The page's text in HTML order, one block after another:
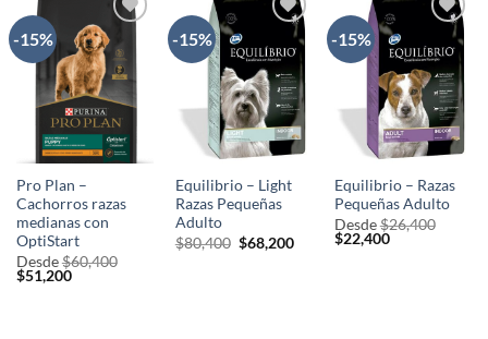
-15%
AÑADIR
A LA
LISTA
DE
DESEOS
Pro Plan –
Cachorros razas
medianas con
OptiStart
Desde $60,400
El
precio
$51,200El
-15%
AÑADIR
A LA
LISTA
DE
DESEOS
Equilibrio – Light
Razas Pequeñas
Adulto
$80,400 El
precio
$68,200El
-15%
AÑADIR
A LA
LISTA
DE
DESEOS
Equilibrio – Razas
Pequeñas Adulto
Desde$26,400
El
precio
$22,400El